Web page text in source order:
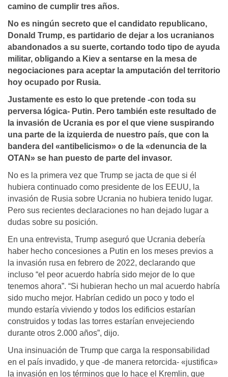
camino de cumplir tres años.
No es ningún secreto que el candidato republicano,
Donald Trump, es partidario de dejar a los ucranianos
abandonados a su suerte, cortando todo tipo de ayuda
militar, obligando a Kiev a sentarse en la mesa de
negociaciones para aceptar la amputación del territorio
hoy ocupado por Rusia.
Justamente es esto lo que pretende -con toda su
perversa lógica- Putin. Pero también este resultado de
la invasión de Ucrania es por el que viene suspirando
una parte de la izquierda de nuestro país, que con la
bandera del «antibelicismo» o de la «denuncia de la
OTAN» se han puesto de parte del invasor.
No es la primera vez que Trump se jacta de que si él
hubiera continuado como presidente de los EEUU, la
invasión de Rusia sobre Ucrania no hubiera tenido lugar.
Pero sus recientes declaraciones no han dejado lugar a
dudas sobre su posición.
En una entrevista, Trump aseguró que Ucrania debería
haber hecho concesiones a Putin en los meses previos a
la invasión rusa en febrero de 2022, declarando que
incluso “el peor acuerdo habría sido mejor de lo que
tenemos ahora”. “Si hubieran hecho un mal acuerdo habría
sido mucho mejor. Habrían cedido un poco y todo el
mundo estaría viviendo y todos los edificios estarían
construidos y todas las torres estarían envejeciendo
durante otros 2.000 años”, dijo.
Una insinuación de Trump que carga la responsabilidad
en el país invadido, y que -de manera retorcida- «justifica»
la invasión en los términos que lo hace el Kremlin, que